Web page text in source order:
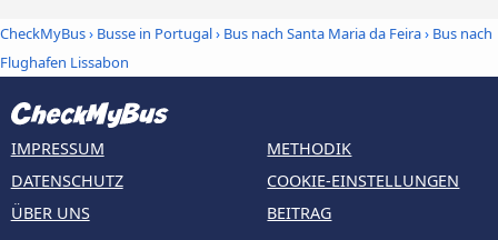
CheckMyBus› Busse in Portugal› Bus nach Santa Maria da Feira› Bus nach
Flughafen Lissabon
IMPRESSUM
DATENSCHUTZ
ÜBER UNS
METHODIK
COOKIE-EINSTELLUNGEN
BEITRAG